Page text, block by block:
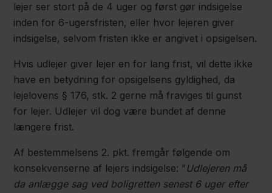
lejer ser stort på de 4 uger og først gør indsigelse
inden for 6-ugersfristen, eller hvor lejeren giver
indsigelse, selvom fristen ikke er angivet i opsigelsen.
Hvis udlejer giver lejer en for lang frist, vil dette ikke
have en betydning for opsigelsens gyldighed, da
lejelovens § 176, stk. 2 gerne må fraviges til gunst
for lejer. Udlejer vil dog være bundet af denne
længere frist.
Af bestemmelsens 2. pkt. fremgår følgende om
konsekvenserne af lejers indsigelse: ”Udlejeren må
da anlægge sag ved boligretten senest 6 uger efter